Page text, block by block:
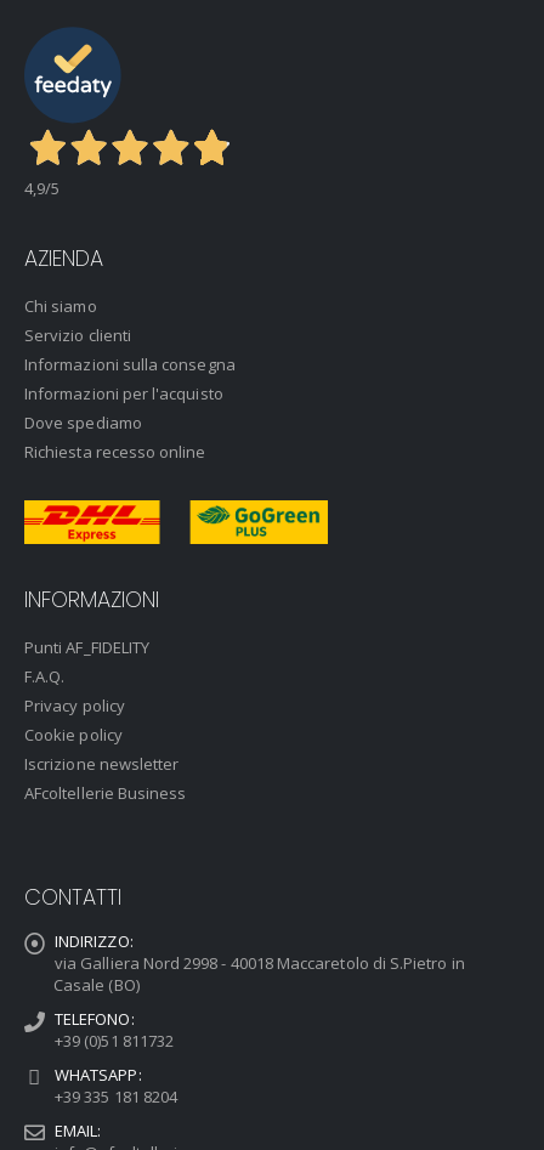
4,9/5
AZIENDA
Chi siamo
Servizio clienti
Informazioni sulla consegna
Informazioni per l'acquisto
Dove spediamo
Richiesta recesso online
INFORMAZIONI
Punti AF_FIDELITY
F.A.Q.
Privacy policy
Cookie policy
Iscrizione newsletter
AFcoltellerie Business
CONTATTI
INDIRIZZO:
via Galliera Nord 2998 - 40018 Maccaretolo di S.Pietro in
Casale (BO)
TELEFONO:
+39 (0)51 811732
WHATSAPP:
+39 335 181 8204
EMAIL: